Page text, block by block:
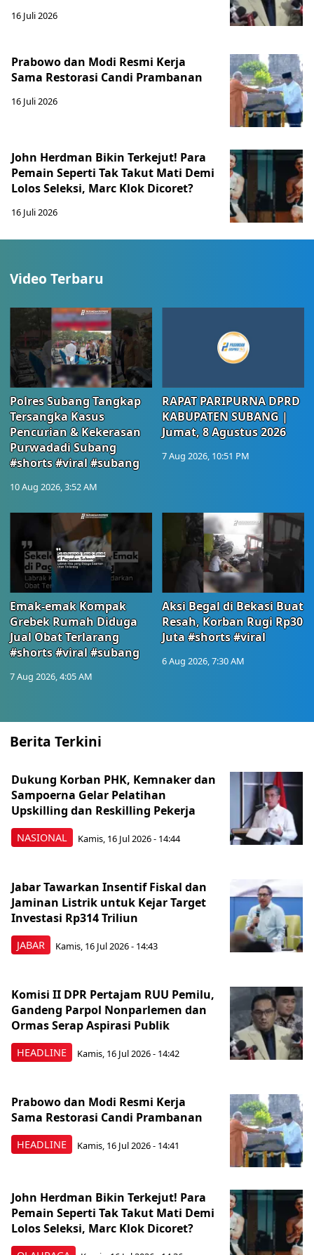
16 Juli 2026
Prabowo dan Modi Resmi Kerja
Sama Restorasi Candi Prambanan
16 Juli 2026
John Herdman Bikin Terkejut! Para
Pemain Seperti Tak Takut Mati Demi
Lolos Seleksi, Marc Klok Dicoret?
16 Juli 2026
Video Terbaru
Polres Subang Tangkap
Tersangka Kasus
Pencurian & Kekerasan
Purwadadi Subang
#shorts #viral #subang
10 Aug 2026, 3:52 AM
RAPAT PARIPURNA DPRD
KABUPATEN SUBANG |
Jumat, 8 Agustus 2026
7 Aug 2026, 10:51 PM
Emak-emak Kompak
Grebek Rumah Diduga
Jual Obat Terlarang
#shorts #viral #subang
7 Aug 2026, 4:05 AM
Aksi Begal di Bekasi Buat
Resah, Korban Rugi Rp30
Juta #shorts #viral
6 Aug 2026, 7:30 AM
Berita Terkini
NASIONAL
Dukung Korban PHK, Kemnaker dan
Sampoerna Gelar Pelatihan
Upskilling dan Reskilling Pekerja
Kamis, 16 Jul 2026 - 14:44
JABAR
Jabar Tawarkan Insentif Fiskal dan
Jaminan Listrik untuk Kejar Target
Investasi Rp314 Triliun
Kamis, 16 Jul 2026 - 14:43
HEADLINE
Komisi II DPR Pertajam RUU Pemilu,
Gandeng Parpol Nonparlemen dan
Ormas Serap Aspirasi Publik
Kamis, 16 Jul 2026 - 14:42
HEADLINE
Prabowo dan Modi Resmi Kerja
Sama Restorasi Candi Prambanan
Kamis, 16 Jul 2026 - 14:41
John Herdman Bikin Terkejut! Para
Pemain Seperti Tak Takut Mati Demi
Lolos Seleksi, Marc Klok Dicoret?